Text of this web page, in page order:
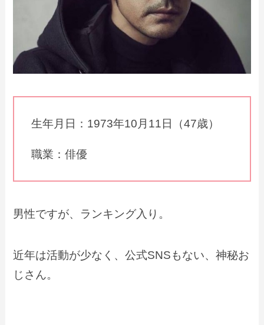
生年月日：1973年10月11日（47歳）
職業：俳優
男性ですが、ランキング入り。
近年は活動が少なく、公式SNSもない、神秘お
じさん。